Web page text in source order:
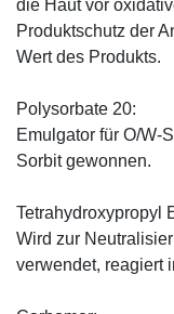
die Haut vor
Produktschutz der
Wert des Produkts.
Polysorbate 20:
Emulgator für O/W-
Sorbit gewonnen.
Tetrahydroxypropyl
Wird zur
verwendet, reagiert